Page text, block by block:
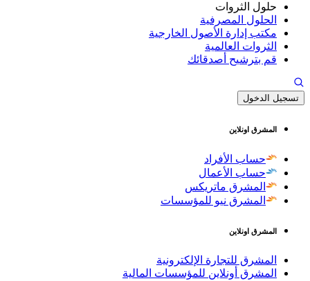
حلول الثروات
الحلول المصرفية
مكتب إدارة الأصول الخارجية
الثروات العالمية
قم بترشيح أصدقائك
تسجيل الدخول
المشرق اونلاين
حساب الأفراد
حساب الأعمال
المشرق ماتريكس
المشرق نيو للمؤسسات
المشرق اونلاين
المشرق للتجارة الإلكترونية
المشرق أونلاين للمؤسسات المالية